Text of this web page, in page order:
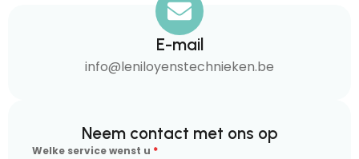
E-mail
info@leniloyenstechnieken.be
Neem contact met ons op
Welke service wenst u *